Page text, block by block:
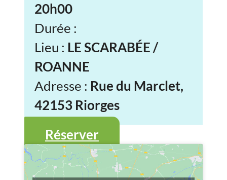
20h00
Durée :
Lieu : LE SCARABÉE /
ROANNE
Adresse : Rue du Marclet,
42153 Riorges
Réserver